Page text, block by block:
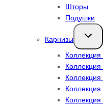
Шторы
Подушки
Карнизы
Коллекция